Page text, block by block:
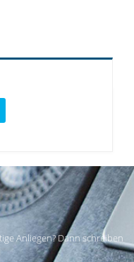
Anliegen? Dann schreiben